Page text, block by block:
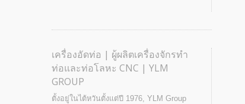
เครื่องอัดท่อ | ผู้ผลิตเครื่องจักรทำ
ท่อและท่อโลหะ CNC | YLM
GROUP
ตั้งอยู่ในไต้หวันตั้งแต่ปี 1976, YLM Group